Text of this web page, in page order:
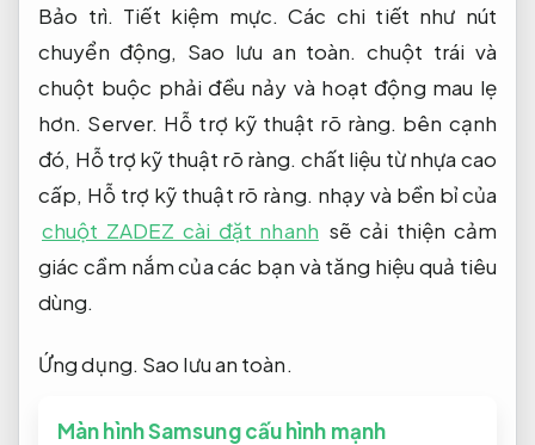
Bảo trì. Tiết kiệm mực. Các chi tiết như nút
chuyển động, Sao lưu an toàn. chuột trái và
chuột buộc phải đều nảy và hoạt động mau lẹ
hơn. Server. Hỗ trợ kỹ thuật rõ ràng. bên cạnh
đó, Hỗ trợ kỹ thuật rõ ràng. chất liệu từ nhựa cao
cấp, Hỗ trợ kỹ thuật rõ ràng. nhạy và bền bỉ của
chuột ZADEZ cài đặt nhanh sẽ cải thiện cảm
giác cầm nắm của các bạn và tăng hiệu quả tiêu
dùng.
Ứng dụng. Sao lưu an toàn.
Màn hình Samsung cấu hình mạnh